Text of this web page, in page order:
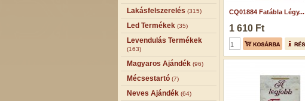
Lakásfelszerelés (315)
Led Termékek (35)
Levendulás Termékek
(163)
Magyaros Ajándék (96)
Mécsestartó (7)
Neves Ajándék (64)
CQ01884 Fatábla Légy...
1 610 Ft